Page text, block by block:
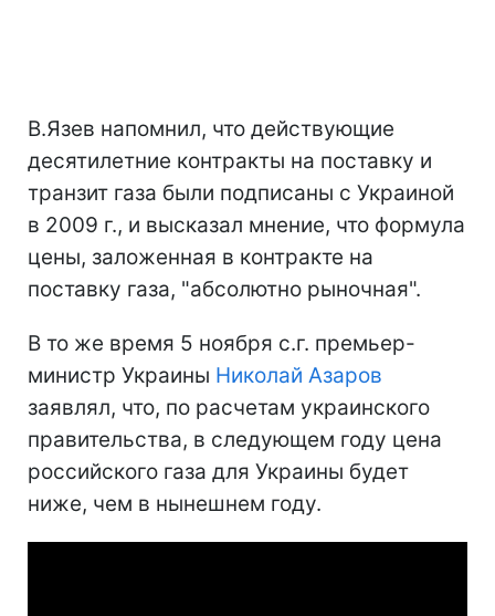
В.Язев напомнил, что действующие
десятилетние контракты на поставку и
транзит газа были подписаны с Украиной
в 2009 г., и высказал мнение, что формула
цены, заложенная в контракте на
поставку газа, "абсолютно рыночная".
В то же время 5 ноября с.г. премьер-
министр Украины Николай Азаров
заявлял, что, по расчетам украинского
правительства, в следующем году цена
российского газа для Украины будет
ниже, чем в нынешнем году.